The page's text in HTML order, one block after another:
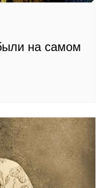
на самом